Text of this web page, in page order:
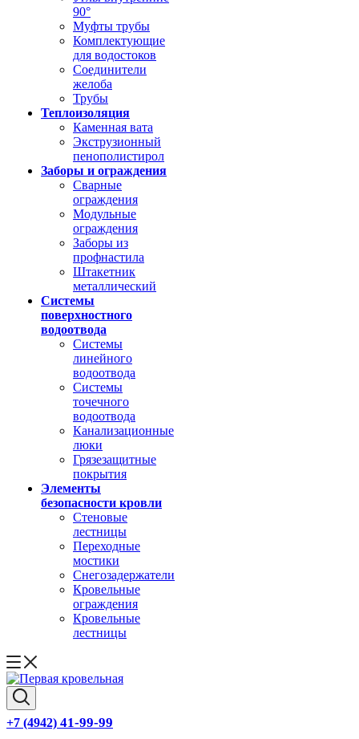
90°
Муфты трубы
Комплектующие
для водостоков
Соединители
желоба
Трубы
Теплоизоляция
Каменная вата
Экструзионный
пенополистирол
Заборы и ограждения
Сварные
ограждения
Модульные
ограждения
Заборы из
профнастила
Штакетник
металлический
Системы
поверхностного
водоотвода
Системы
линейного
водоотвода
Системы
точечного
водоотвода
Канализационные
люки
Грязезащитные
покрытия
Элементы
безопасности кровли
Стеновые
лестницы
Переходные
мостики
Снегозадержатели
Кровельные
ограждения
Кровельные
лестницы
+7 (4942) 41-99-99